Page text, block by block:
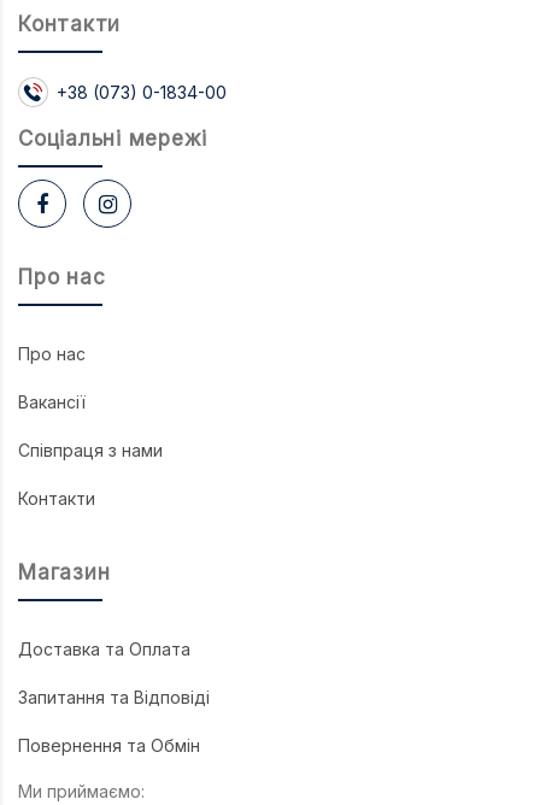
Про нас
Про нас
Вакансії
Співпраця з нами
Контакти
Магазин
Доставка та Оплата
Запитання та Відповіді
Повернення та Обмін
Ми приймаємо:
Контакти
+38 (073) 0-1834-00
Соцiальнi мережi